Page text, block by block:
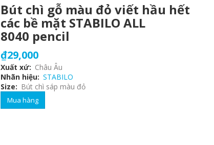
Bút chì gỗ màu đỏ viết hầu hết
các bề mặt STABILO ALL
8040 pencil
₫29,000
Xuất xứ
Châu Âu
Nhãn hiệu STABILO
Size
Bút chì sáp màu đỏ
Mua hàng